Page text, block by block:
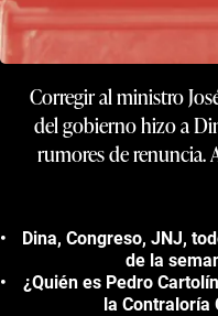
Corregir al ministro
del gobierno hizo a
rumores de renuncia.
Dina, Congreso, JNJ,
de la
¿Quién es Pedro
la Contraloría